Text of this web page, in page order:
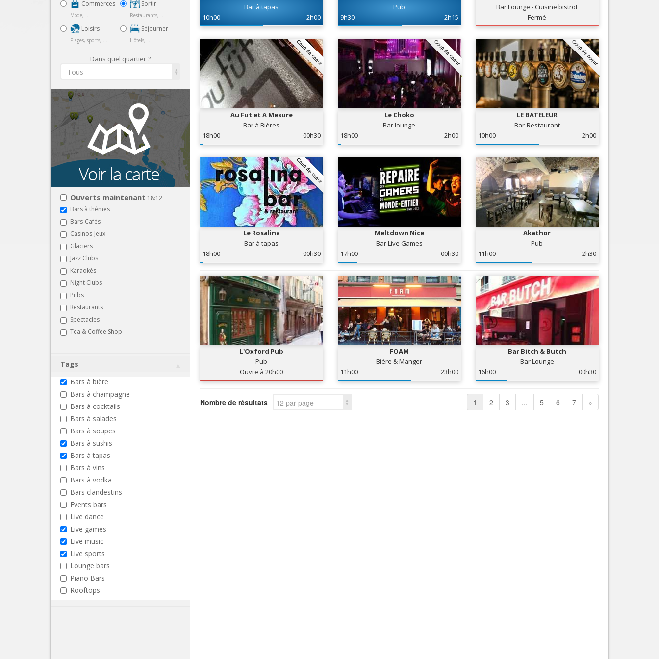
Tourisme, ...
Nice Aéroport
Commerces
Mode, ...
Loisirs
Plages, sports, ...
Sortir
Restaurants, ...
Séjourner
Hôtels, ...
Dans quel quartier ?
Tous
Ouverts maintenant 18:12
Bars à thèmes
Bars-Cafés
Casinos-Jeux
Glaciers
Jazz Clubs
Karaokés
Night Clubs
Pubs
Restaurants
Spectacles
Tea & Coffee Shop
Tags
Bars à bière
Bars à champagne
Bars à cocktails
Bars à salades
Bars à soupes
Bars à sushis
Bars à tapas
Bars à vins
Bars à vodka
Bars clandestins
Events bars
Live dance
Live games
Live music
Live sports
Lounge bars
Piano Bars
Rooftops
Bar à tapas
10h00
2h00
Pub
9h30
2h15
Bar Lounge - Cuisine bistrot
Fermé
Coup de coeur
Au Fut et A Mesure
Bar à Bières
18h00
00h30
Coup de coeur
Le Choko
Bar lounge
18h00
2h00
Coup de coeur
LE BATELEUR
Bar-Restaurant
10h00
2h00
Coup de coeur
Le Rosalina
Bar à tapas
18h00
00h30
Meltdown Nice
Bar Live Games
17h00
00h30
Akathor
Pub
11h00
2h30
L'Oxford Pub
Pub
Ouvre à 20h00
FOAM
Bière & Manger
11h00
23h00
Bar Bitch & Butch
Bar Lounge
16h00
00h30
Nombre de résultats 12 par page 1 2 3 ... 5 6 7 »